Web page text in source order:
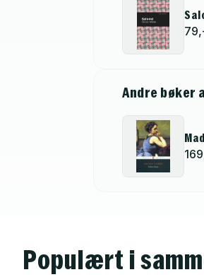
Andre bøker
Populært i